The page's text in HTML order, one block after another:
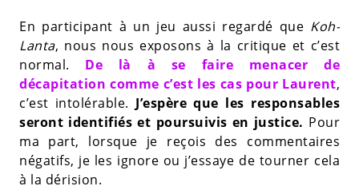
En participant à un jeu aussi regardé que Koh-
Lanta, nous nous exposons à la critique et c’est
normal. De là à se faire menacer de
décapitation comme c’est les cas pour Laurent,
c’est intolérable. J’espère que les responsables
seront identifiés et poursuivis en justice. Pour
ma part, lorsque je reçois des commentaires
négatifs, je les ignore ou j’essaye de tourner cela
à la dérision.